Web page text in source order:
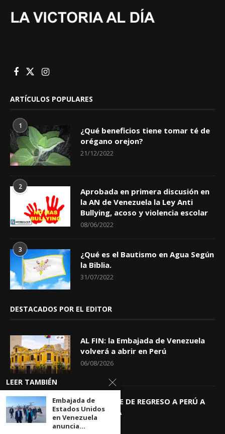
ARTÍCULOS POPULARES
1
¿Qué beneficios tiene tomar té de
orégano orejon?
21/12/2022
2
Aprobada en primera discusión en
la AN de Venezuela la Ley Anti
Bullying, acoso y violencia escolar
08/06/2022
3
¿Qué es el Bautismo en Agua Según
la Biblia.
31/07/2022
DESTACADOS POR EL EDITOR
AL FIN: la Embajada de Venezuela
volverá a abrir en Perú
06/08/2026
KEIKO TRAE DE REGRESO A PERÚ A
GIOVANNA
LEER TAMBIÉN
Embajada de
Estados Unidos
en Venezuela
anuncia...